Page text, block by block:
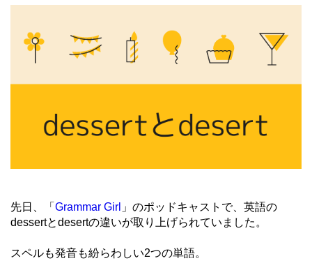
先日、「 Grammar Girl 」のポッドキャストで、英語の
dessertとdesertの違いが取り上げられていました。
スペルも発音も紛らわしい2つの単語。